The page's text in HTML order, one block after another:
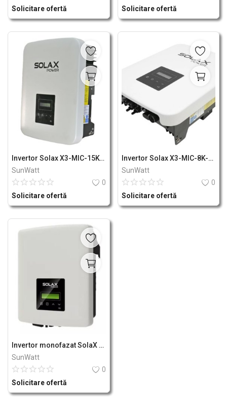
Solicitare ofertă
Solicitare ofertă
Invertor Solax X3-MIC-15K-G2
SunWatt
0
Solicitare ofertă
Invertor Solax X3-MIC-8K-G2
SunWatt
0
Solicitare ofertă
Invertor monofazat SolaX X1 Mini 2.5. S-D
SunWatt
0
Solicitare ofertă